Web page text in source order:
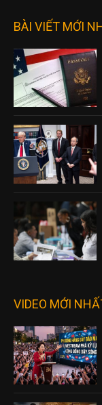
BÀI VIẾT MỚI
VIDEO MỚI